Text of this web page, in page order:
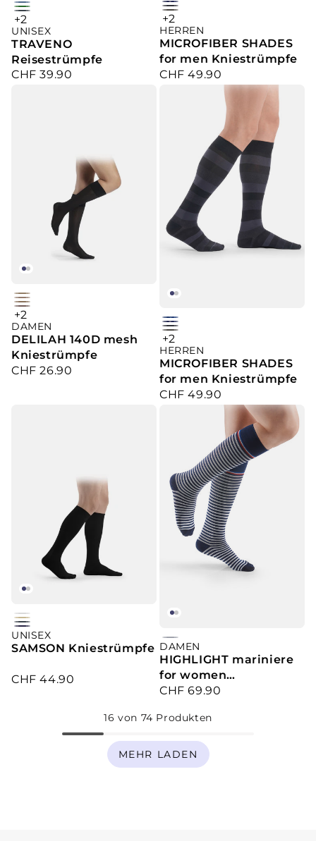
dune
Light
Blue
green
anthracite
+2
UNISEX
TRAVENO
Reisestrümpfe
Verkaufspreis
CHF 39.90
royal
blue
argyle
purple
argyle
dark
navy
stripe
graphite
stripe
+2
HERREN
MICROFIBER SHADES
for men Kniestrümpfe
Verkaufspreis
CHF 49.90
skin
dune
bronze
mauve
+2
DAMEN
DELILAH 140D mesh
Kniestrümpfe
Verkaufspreis
CHF 26.90
royal
blue
argyle
purple
argyle
dark
navy
stripe
graphite
stripe
+2
HERREN
MICROFIBER SHADES
for men Kniestrümpfe
Verkaufspreis
CHF 49.90
white
Beige
anthracite
marine
UNISEX
SAMSON Kniestrümpfe
Verkaufspreis
CHF 44.90
navy/white
motif
DAMEN
HIGHLIGHT mariniere
for women
Kniestrümpfe
Verkaufspreis
CHF 69.90
16 von 74 Produkten
MEHR LADEN